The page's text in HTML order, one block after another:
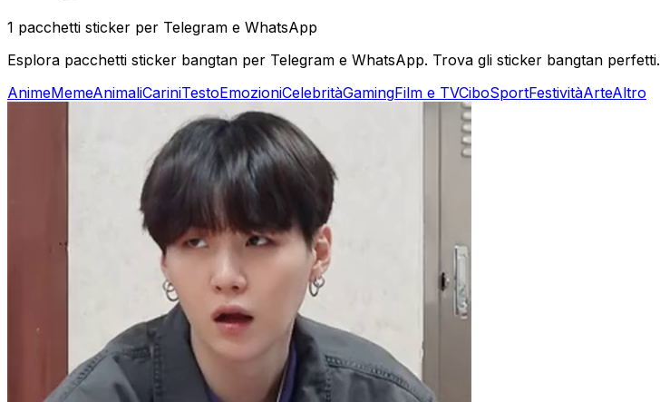
1 pacchetti sticker per Telegram e WhatsApp
Esplora pacchetti sticker bangtan per Telegram e WhatsApp. Trova gli sticker bangtan perfetti.
AnimeMemeAnimaliCariniTestoEmozioniCelebritàGamingFilm e TVCiboSportFestivitàArteAltro